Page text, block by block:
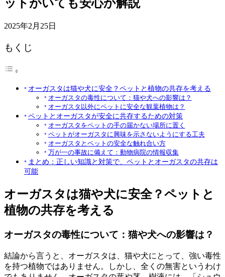
ットがいても安心か解説
2025年2月25日
もくじ
オーガスタは猫や犬に安全？ペットと植物の共存を考える
オーガスタの毒性について：猫や犬への影響は？
オーガスタ以外にペットに安全な観葉植物は？
ペットとオーガスタが安全に共存するための対策
オーガスタをペットの手の届かない場所に置く
ペットがオーガスタに興味を示さないようにする工夫
オーガスタとペットの安全な触れ合い方
万が一の事故に備えて：動物病院の情報収集
まとめ：正しい知識と対策で、ペットとオーガスタの共存は
可能
オーガスタは猫や犬に安全？ペットと
植物の共存を考える
オーガスタの毒性について：猫や犬への影響は？
結論から言うと、オーガスタは、猫や犬にとって、強い毒性
を持つ植物ではありません。しかし、全くの無害というわけ